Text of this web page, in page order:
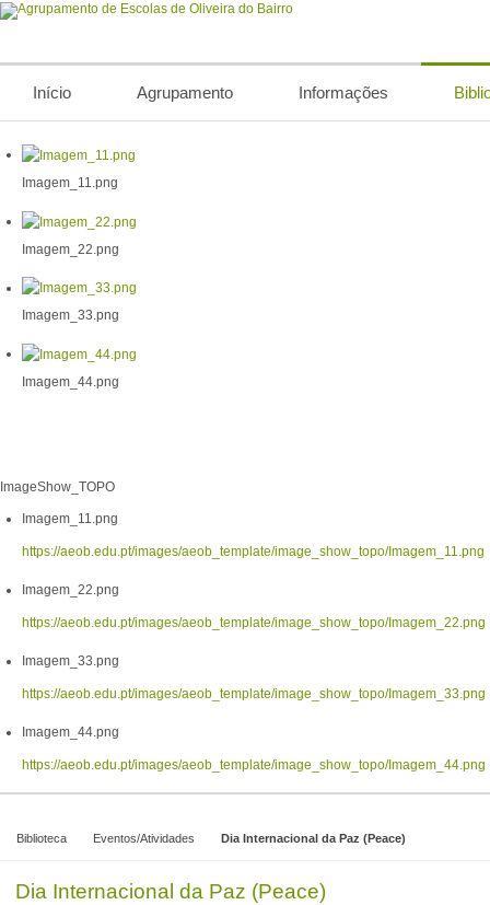
Início Agrupamento Informações
Imagem_11.png
Imagem_22.png
Imagem_33.png
Imagem_44.png
ImageShow_TOPO
Imagem_11.png
https://aeob.edu.pt/images/aeob_template/image_show_topo/Imagem_11.png
Imagem_22.png
https://aeob.edu.pt/images/aeob_template/image_show_topo/Imagem_22.png
Imagem_33.png
https://aeob.edu.pt/images/aeob_template/image_show_topo/Imagem_33.png
Imagem_44.png
https://aeob.edu.pt/images/aeob_template/image_show_topo/Imagem_44.png
Biblioteca Eventos/Atividades Dia Internacional da Paz (Peace)
Dia Internacional da Paz (Peace)